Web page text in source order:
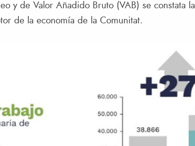
y de Valor Añadido Bruto (VAB) se constata la
de la economía de la Comunitat.